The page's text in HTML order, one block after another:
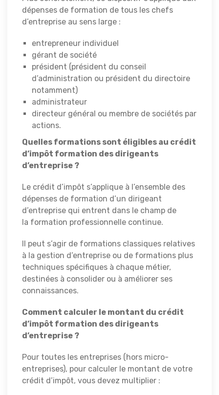
dépenses de formation de tous les chefs
d’entreprise au sens large :
entrepreneur individuel
gérant de société
président (président du conseil
d’administration ou président du directoire
notamment)
administrateur
directeur général ou membre de sociétés par
actions.
Quelles formations sont éligibles au crédit
d’impôt formation des dirigeants
d’entreprise ?
Le crédit d’impôt s’applique à l’ensemble des
dépenses de formation d’un dirigeant
d’entreprise qui entrent dans le champ de
la formation professionnelle continue.
Il peut s’agir de formations classiques relatives
à la gestion d’entreprise ou de formations plus
techniques spécifiques à chaque métier,
destinées à consolider ou à améliorer ses
connaissances.
Comment calculer le montant du crédit
d’impôt formation des dirigeants
d’entreprise ?
Pour toutes les entreprises (hors micro-
entreprises), pour calculer le montant de votre
crédit d’impôt, vous devez multiplier :